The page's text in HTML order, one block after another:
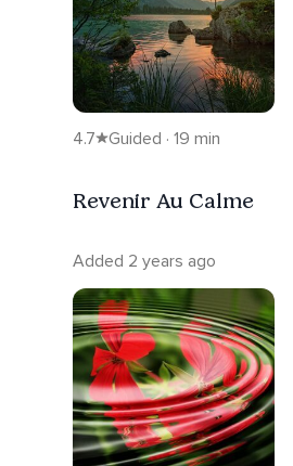
4.7 Guided · 19 min
Revenir Au Calme
Added 2 years ago